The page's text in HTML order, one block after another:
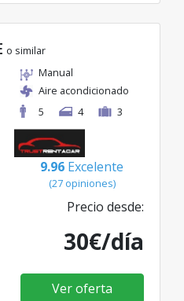
o similar
Manual
Aire acondicionado
5
4 3
9.96 Excelente
(27 opiniones)
Precio desde:
30€/día
Ver oferta